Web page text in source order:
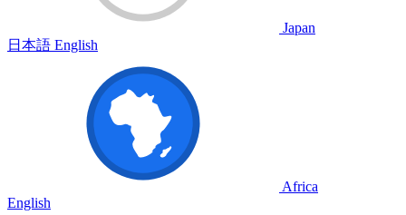
Japan
日本語 English
Africa
English